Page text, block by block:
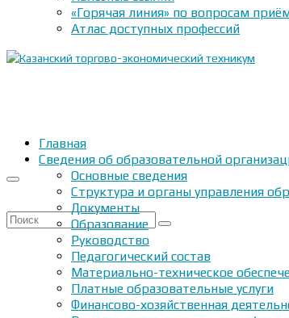
«Горячая линия» по вопросам
Атлас доступных профессий
Искать:
Главная
Сведения об образовательной
Основные сведения
Структура и органы управления
Документы
Образование
Руководство
Педагогический состав
Материально-техническое
Платные образовательные услуги
Финансово-хозяйственная